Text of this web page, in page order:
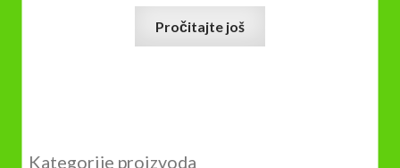
Pročitajte još
Kategorije proizvoda